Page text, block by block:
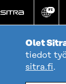
suoraan
sisältöön
Vaihda
kieli
FI
Olet
tiedot
sitra.fi.